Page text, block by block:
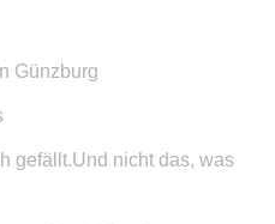
Günzburg
gefällt.Und nicht das, was